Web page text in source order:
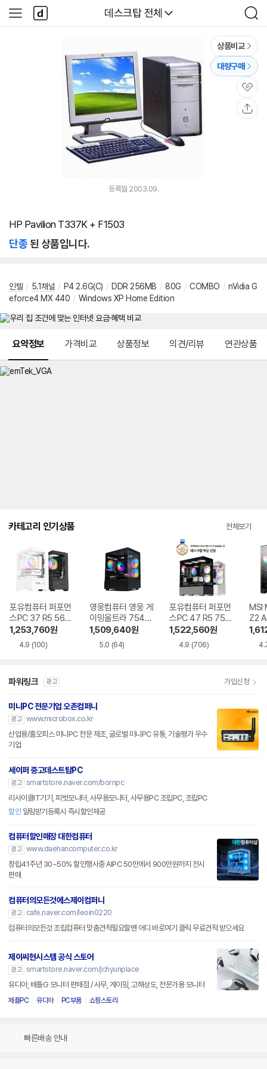
다나와
데스크탑 전체
검
색
사
이
다
나
와
상품비교
대량구매
관
심
등록월 2003.09.
HP Pavilion T337K + F1503
단종된 상품입니다.
인텔 / 5.1채널 / P4 2.6G(C) / DDR 256MB / 80G / COMBO / nVidia G
eforce4 MX 440 / Windows XP Home Edition
요약정보 가격비교 상품정보 의견/리뷰 연관상품
카테고리 인기상품 전체보기
포유컴퓨터 퍼포먼
스PC 37 R5 5600
RTX5060
1,253,760원
4.9 (100)
영웅컴퓨터 영웅 게
이밍울트라 7546
GT R5 7500F RT
X5060Ti
1,509,640원
5.0 (64)
포유컴퓨터 퍼포먼
스PC 47 R5 7500
F RTX5060Ti
1,522,560원
4.9 (706)
MSI
Z2
R5-
파워링크 광고 가입신청
미니PC 전문기업 오존컴퍼니
광고 www.microbox.co.kr
산업용/홈오피스 미니PC 전문 제조, 글로벌 미니PC 유통, 기술평가 우수
기업
세이퍼 중고데스트탑PC
광고 smartstore.naver.com/bornpc
리사이클IT기기, 피벗모니터, 사무용모니터, 사무용PC 조립PC, 조립PC
할인 알림받기등록시 즉시할인제공
컴퓨터할인매장 대한컴퓨터
광고 www.daehancomputer.co.kr
창립41주년 30~50% 할인행사중 AIPC 50만에서 900만원까지 전시
판매
컴퓨터의모든것에스제이컴퍼니
광고
cafe.naver.com/leoin0220
컴퓨터의모든것 조립컴퓨터 맞춤견적필요할땐 어디 바로여기 클릭 무료견적 받으세요
제이씨현시스템 공식 스토어
광고 smartstore.naver.com/jchyunplace
유디아, 배틀G 모니터 판매점 / 사무, 게이밍, 고해상도, 전문가용 모니터
제플PC 유디아 PC부품 쇼핑스토리
빠른배송 안내